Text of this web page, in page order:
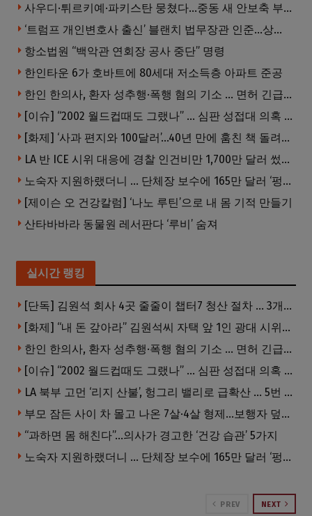
사우디·튀르키예·파키스탄 뭉쳤다…중동 새 안보축 부상하나
‘트럼프 개인변호사 출신’ 블랜치 법무장관 인준…상원 50대49 가결
항소법원 “백악관 연회장 공사 중단” 명령
한인타운 6가 호바트에 80세대 저소득층 아파트 준공
한인 한의사, 환자 성추행·폭행 혐의 기소 … 면허 긴급정지
[이슈] “2002 월드컵때도 그랬나” … 심판 성접대 의혹 해외로 일파만파, 4강 신화까지 불똥
[화제] ‘사과 편지와 100달러’…40년 만에 훔친 책 돌려준 절도범
LA 반 ICE 시위 대응에 경찰 인건비만 1,700만 달러 썼다.
노숙자 지원하랬더니 … 단체장 보수에 165만 달러 ‘펑펑’
[제이슨 오 건강칼럼] ‘나노 루틴’으로 내 몸 기적 만들기
산타바바라 동물원 레서판다 ‘루비’ 숨져
실시간 랭킹
[단독] 김원석 회사 4곳 줄줄이 챕터7 청산 절차 … 3개 법인 같은 날 동시 파산 신청
[화제] “내 돈 갚아라” 김원석씨 자택 앞 1인 광대 시위 … 한인 투자사, “108만 달러 못받아”
한인 한의사, 환자 성추행·폭행 혐의 기소 … 면허 긴급정지
[이슈] “2002 월드컵때도 그랬나” … 심판 성접대 의혹 해외로 일파만파, 4강 신화까지 불똥
LA 북부 고먼 ‘리지 산불’, 헝그리 밸리로 급확산 … 5번 Fwy 양방향 전면 폐쇄
부모 잠든 사이 차 몰고 나온 7살·4살 형제…보행자 덮쳐 중태
“과하면 몸 해친다”…의사가 경고한 ‘건강 습관’ 5가지
노숙자 지원하랬더니 … 단체장 보수에 165만 달러 ‘펑펑’
PREV NEXT